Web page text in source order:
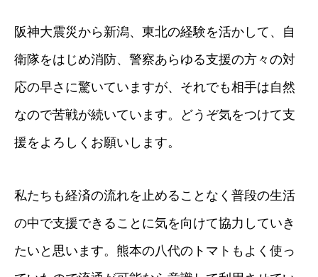
阪神大震災から新潟、東北の経験を活かして、自
衛隊をはじめ消防、警察あらゆる支援の方々の対
応の早さに驚いていますが、それでも相手は自然
なので苦戦が続いています。どうぞ気をつけて支
援をよろしくお願いします。
私たちも経済の流れを止めることなく普段の生活
の中で支援できることに気を向けて協力していき
たいと思います。熊本の八代のトマトもよく使っ